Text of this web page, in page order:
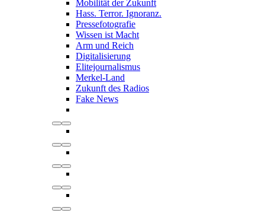
Mobilität der Zukunft
Hass. Terror. Ignoranz.
Pressefotografie
Wissen ist Macht
Arm und Reich
Digitalisierung
Elitejournalismus
Merkel-Land
Zukunft des Radios
Fake News